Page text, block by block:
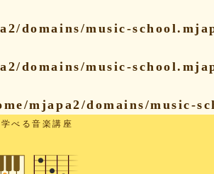
domains/music-
domains/music-
mjapa2/domains/music-
べる音楽講座